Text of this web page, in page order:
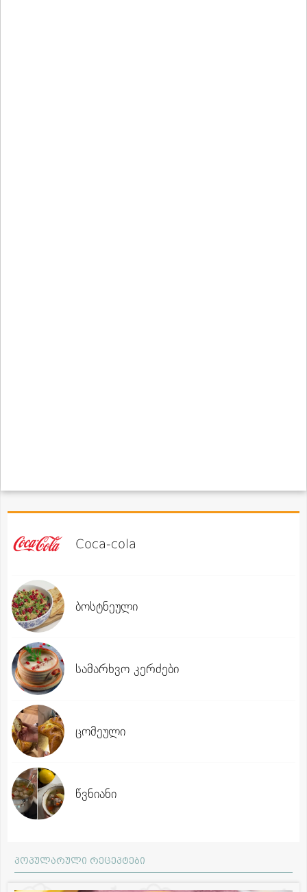
Coca-cola
ბოსტნეული
სამარხვო კერძები
ცომეული
წვნიანი
პოპულარული რეცეპტები